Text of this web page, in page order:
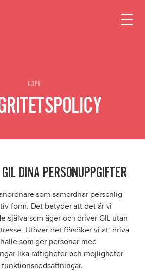
Open
& Event
GDPR
DINA PERSONUPPGIFTER
som samordnar personlig
form. Det betyder att det är vi
själva som äger och driver GIL utan
Utöver det försöker vi att driva
som ger personer med
lika rättigheter och möjligheter